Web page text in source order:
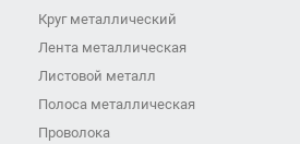
Круг металлический
Лента металлическая
Листовой металл
Полоса металлическая
Проволока